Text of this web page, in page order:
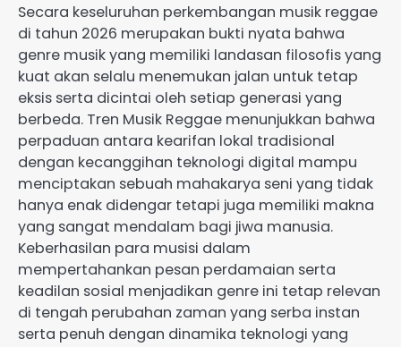
Secara keseluruhan perkembangan musik reggae
di tahun 2026 merupakan bukti nyata bahwa
genre musik yang memiliki landasan filosofis yang
kuat akan selalu menemukan jalan untuk tetap
eksis serta dicintai oleh setiap generasi yang
berbeda. Tren Musik Reggae menunjukkan bahwa
perpaduan antara kearifan lokal tradisional
dengan kecanggihan teknologi digital mampu
menciptakan sebuah mahakarya seni yang tidak
hanya enak didengar tetapi juga memiliki makna
yang sangat mendalam bagi jiwa manusia.
Keberhasilan para musisi dalam
mempertahankan pesan perdamaian serta
keadilan sosial menjadikan genre ini tetap relevan
di tengah perubahan zaman yang serba instan
serta penuh dengan dinamika teknologi yang